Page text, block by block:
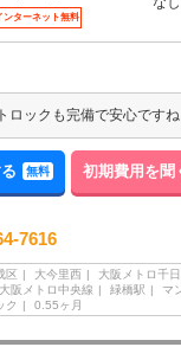
ンターネット無料
無料 初期費用を聞
7616
区 大今里西 大阪メトロ千
大阪メトロ中央線 緑橋駅 マ
ク
0.55ヶ月